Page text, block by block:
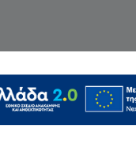
Ελλάδας